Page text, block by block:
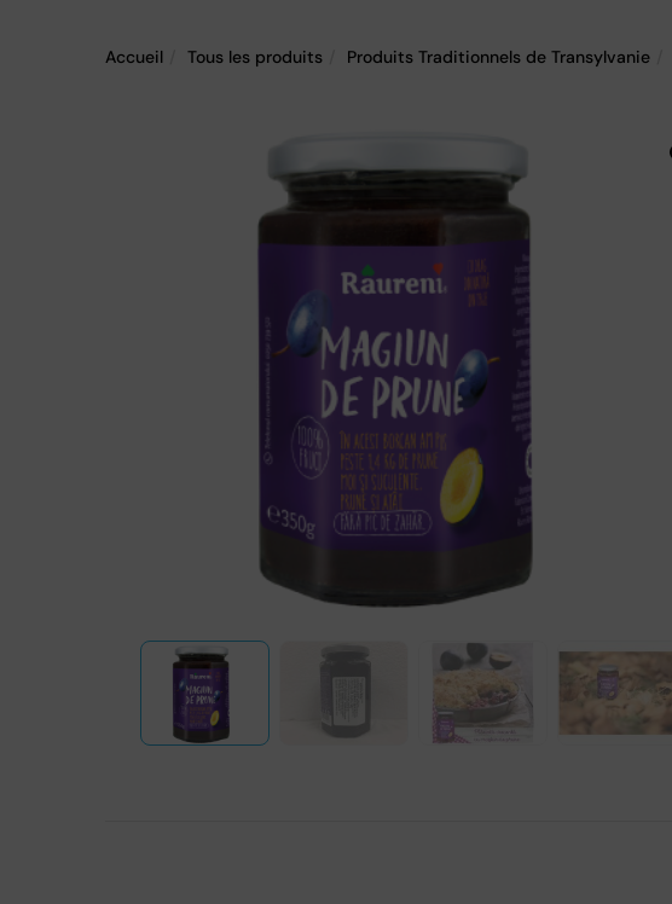
Accueil Tous les produits Produits Traditionnels de Transylvanie